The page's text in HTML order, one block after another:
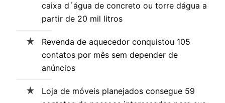
caixa d´água de concreto ou torre dágua a
partir de 20 mil litros
Revenda de aquecedor conquistou 105
contatos por mês sem depender de
anúncios
Loja de móveis planejados consegue 59